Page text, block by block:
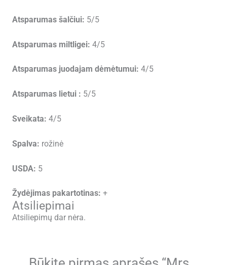
Atsparumas šalčiui: 5/5
Atsparumas miltligei: 4/5
Atsparumas juodajam dėmėtumui: 4/5
Atsparumas lietui : 5/5
Sveikata: 4/5
Spalva: rožinė
USDA: 5
Žydėjimas pakartotinas: +
Atsiliepimai
Atsiliepimų dar nėra.